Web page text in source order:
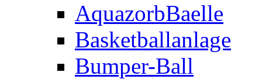
AquazorbBaelle
Basketballanlage
Bumper-Ball